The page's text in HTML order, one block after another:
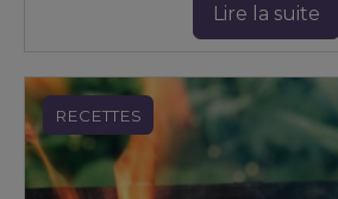
Lire la suite
RECETTES